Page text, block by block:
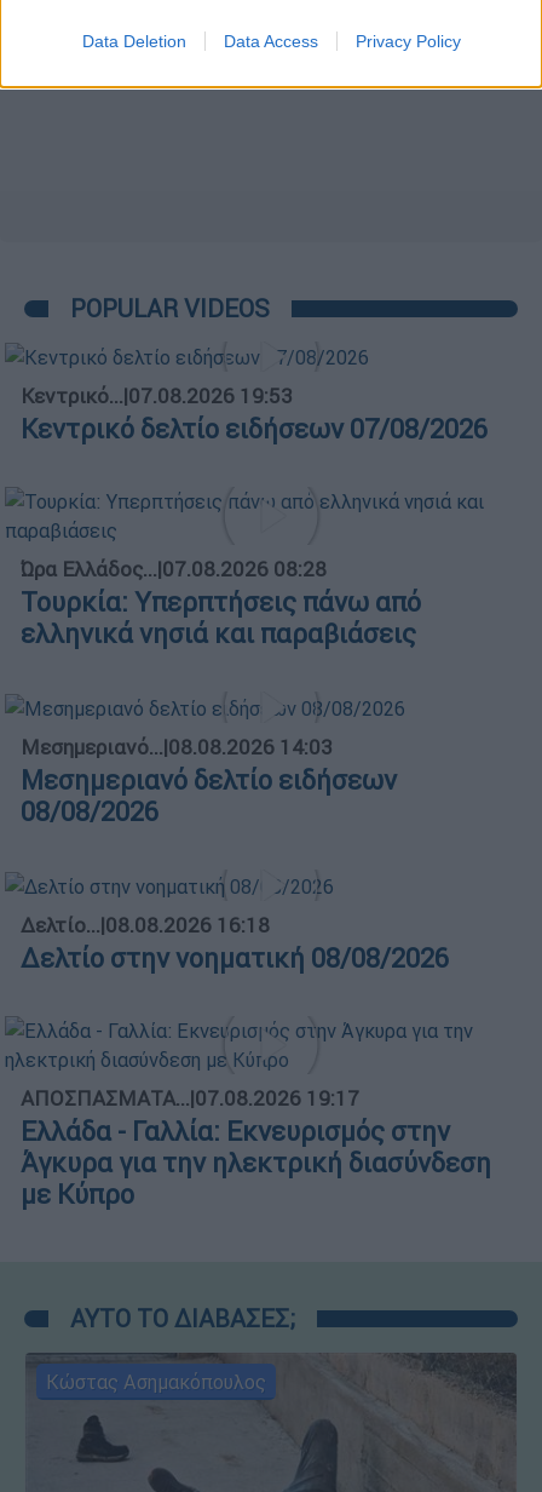
Data Deletion Data Access Privacy Policy
POPULAR VIDEOS
Κεντρικό...|07.08.2026 19:53
Κεντρικό δελτίο ειδήσεων 07/08/2026
Ώρα Ελλάδος...|07.08.2026 08:28
Τουρκία: Υπερπτήσεις πάνω από
ελληνικά νησιά και παραβιάσεις
Μεσημεριανό...|08.08.2026 14:03
Μεσημεριανό δελτίο ειδήσεων
08/08/2026
Δελτίο...|08.08.2026 16:18
Δελτίο στην νοηματική 08/08/2026
ΑΠΟΣΠΑΣΜΑΤΑ...|07.08.2026 19:17
Ελλάδα - Γαλλία: Εκνευρισμός στην
Άγκυρα για την ηλεκτρική διασύνδεση
με Κύπρο
ΑΥΤΟ ΤΟ ΔΙΑΒΑΣΕΣ;
Κώστας Ασημακόπουλος